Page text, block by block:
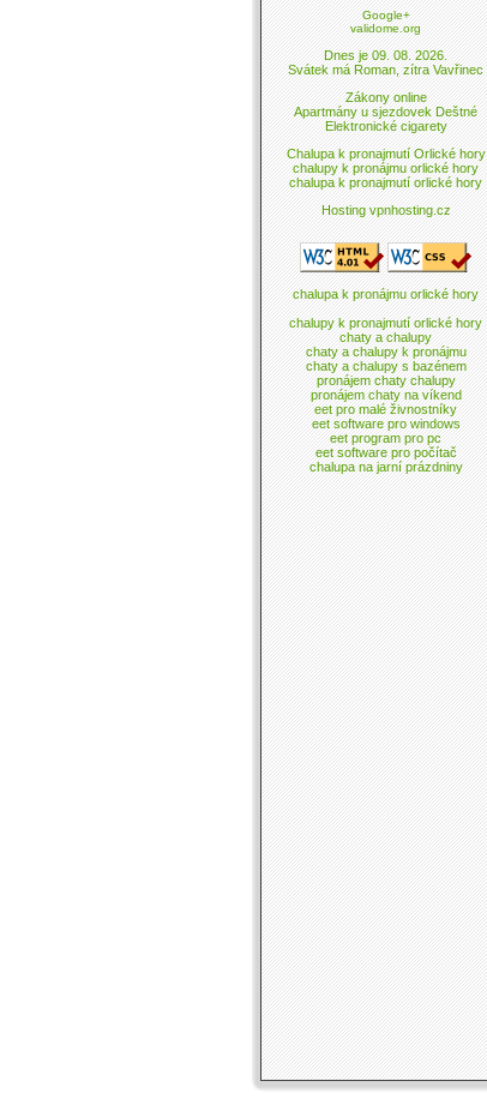
Google+
validome.org
Dnes je 09. 08. 2026.
Svátek má Roman, zítra Vavřinec
Zákony online
Apartmány u sjezdovek Deštné
Elektronické cigarety
Chalupa k pronajmutí Orlické hory
chalupy k pronájmu orlické hory
chalupa k pronajmutí orlické hory
Hosting vpnhosting.cz
chalupa k pronájmu orlické hory
chalupy k pronajmutí orlické hory
chaty a chalupy
chaty a chalupy k pronájmu
chaty a chalupy s bazénem
pronájem chaty chalupy
pronájem chaty na víkend
eet pro malé živnostníky
eet software pro windows
eet program pro pc
eet software pro počítač
chalupa na jarní prázdniny